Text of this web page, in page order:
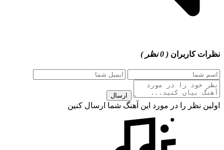
نظرات کاربران ( 0 نظر )
ارسال
اولین نظر را در مورد این آهنگ شما ارسال کنین